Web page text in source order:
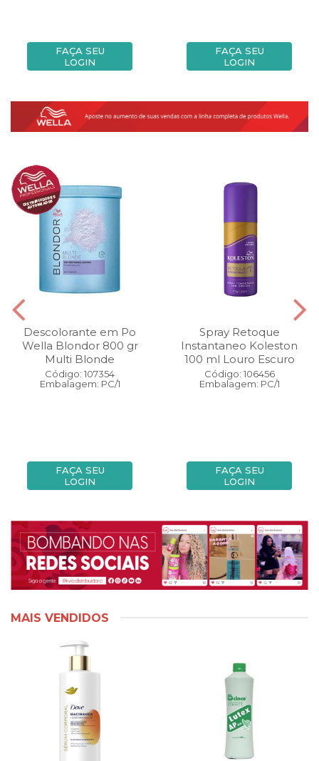
FAÇA SEU
LOGIN
FAÇA SEU
LOGIN
Descolorante em Po
Wella Blondor 800 gr
Multi Blonde
Código: 107354
Embalagem: PC/1
FAÇA SEU
LOGIN
Spray Retoque
Instantaneo Koleston
100 ml Louro Escuro
Código: 106456
Embalagem: PC/1
FAÇA SEU
LOGIN
MAIS VENDIDOS